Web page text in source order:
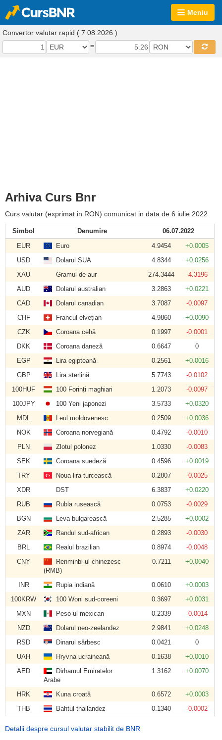
Meniu
Convertor valutar rapid ( 7.08.2026 )
=
Arhiva Curs Bnr
Curs valutar (exprimat in RON) comunicat in data de 6 iulie 2022
Simbol Denumire
06.07.2022
EUR
Euro 4.9454
+0.0005
USD
Dolarul SUA 4.8344
+0.0256
XAU
Gramul de aur 274.3444
-4.3196
AUD
Dolarul australian 3.2863
+0.0221
CAD
Dolarul canadian 3.7087
-0.0097
CHF
Francul elveţian 4.9860
+0.0090
CZK
Coroana cehă 0.1997
-0.0001
DKK
Coroana daneză 0.6647
0
EGP
Lira egipteană 0.2561
+0.0016
GBP
Lira sterlină 5.7743
-0.0102
100HUF
100 Forinți maghiari 1.2073
-0.0097
100JPY
100 Yeni japonezi 3.5733
+0.0320
MDL
Leul moldovenesc 0.2509
+0.0036
NOK
Coroana norvegiană 0.4792
-0.0010
PLN
Zlotul polonez 1.0330
-0.0083
SEK
Coroana suedeză 0.4596
+0.0019
TRY
Noua lira turcească 0.2807
-0.0025
XDR
DST 6.3837
+0.0220
RUB
Rubla rusească 0.0753
-0.0029
BGN
Leva bulgarească 2.5285
+0.0002
ZAR
Randul sud-african 0.2893
-0.0030
BRL
Realul brazilian 0.8974
-0.0048
CNY
Renminbi-ul chinezesc
(RMB)
0.7211 +0.0040
INR Rupia indiană 0.0610
+0.0003
100KRW
100 Woni sud-coreeni 0.3697
+0.0031
MXN
Peso-ul mexican 0.2339
-0.0014
NZD
Dolarul neo-zeelandez 2.9841
+0.0248
RSD
Dinarul sârbesc 0.0421
0
UAH
Hryvna ucraineană 0.1638
+0.0010
AED
Dirhamul Emiratelor
Arabe
1.3162 +0.0070
HRK Kuna croată 0.6572
+0.0003
THB
Bahtul thailandez 0.1340 -0.0002
Detalii despre cursul valutar stabilit de BNR